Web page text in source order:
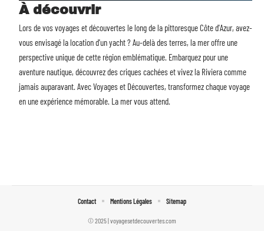
À découvrir
Lors de vos voyages et découvertes le long de la pittoresque Côte d'Azur, avez-
vous envisagé lalocation d'un yacht? Au-delà des terres, la mer offre une
perspective unique de cette région emblématique. Embarquez pour une
aventure nautique, découvrez des criques cachées et vivez la Riviera comme
jamais auparavant. Avec Voyages et Découvertes, transformez chaque voyage
en une expérience mémorable. La mer vous attend.
© 2025 | voyagesetdecouvertes.com
Contact Mentions Légales Sitemap